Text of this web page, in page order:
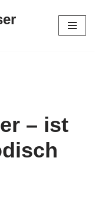
– ist